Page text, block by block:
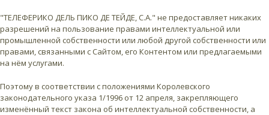
"ТЕЛЕФЕРИКО ДЕЛЬ ПИКО ДЕ ТЕЙДЕ, С.А." не предоставляет никаких
разрешений на пользование правами интеллектуальной или
промышленной собственности или любой другой собственности или
правами, связанными с Сайтом, его Контентом или предлагаемыми
на нём услугами.
Поэтому в соответствии с положениями Королевского
законодательного указа 1/1996 от 12 апреля, закрепляющего
изменённый текст закона об интеллектуальной собственности, а